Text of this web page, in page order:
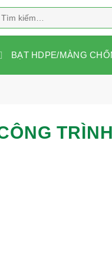
BẠT HDPE/MÀNG